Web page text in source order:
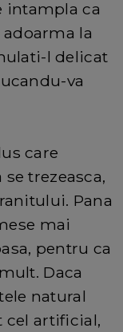
intampla ca
la
l delicat
va
care
trezeasca,
Pana
mai
pentru ca
Daca
natural
cel artificial,